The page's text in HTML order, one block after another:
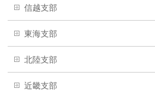
信越支部
東海支部
北陸支部
近畿支部